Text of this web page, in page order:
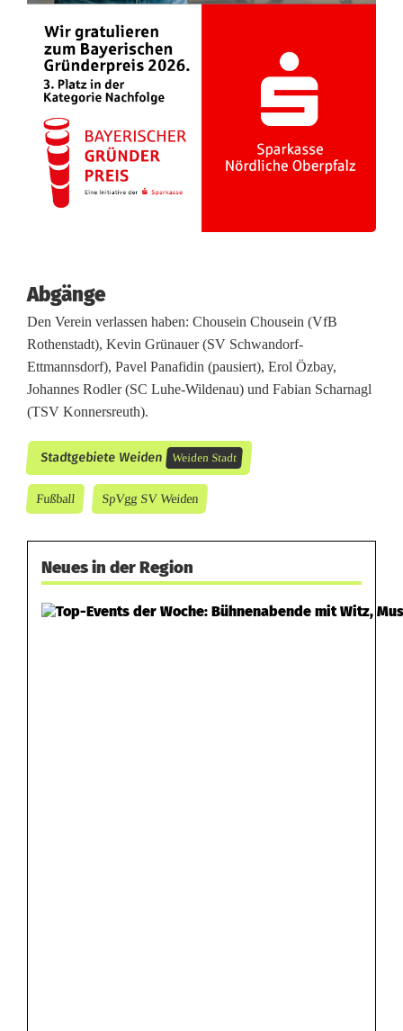
Abgänge
Den Verein verlassen haben: Chousein Chousein (VfB
Rothenstadt), Kevin Grünauer (SV Schwandorf-
Ettmannsdorf), Pavel Panafidin (pausiert), Erol Özbay,
Johannes Rodler (SC Luhe-Wildenau) und Fabian Scharnagl
(TSV Konnersreuth).
Stadtgebiete Weiden Weiden Stadt
Fußball SpVgg SV Weiden
Neues in der Region